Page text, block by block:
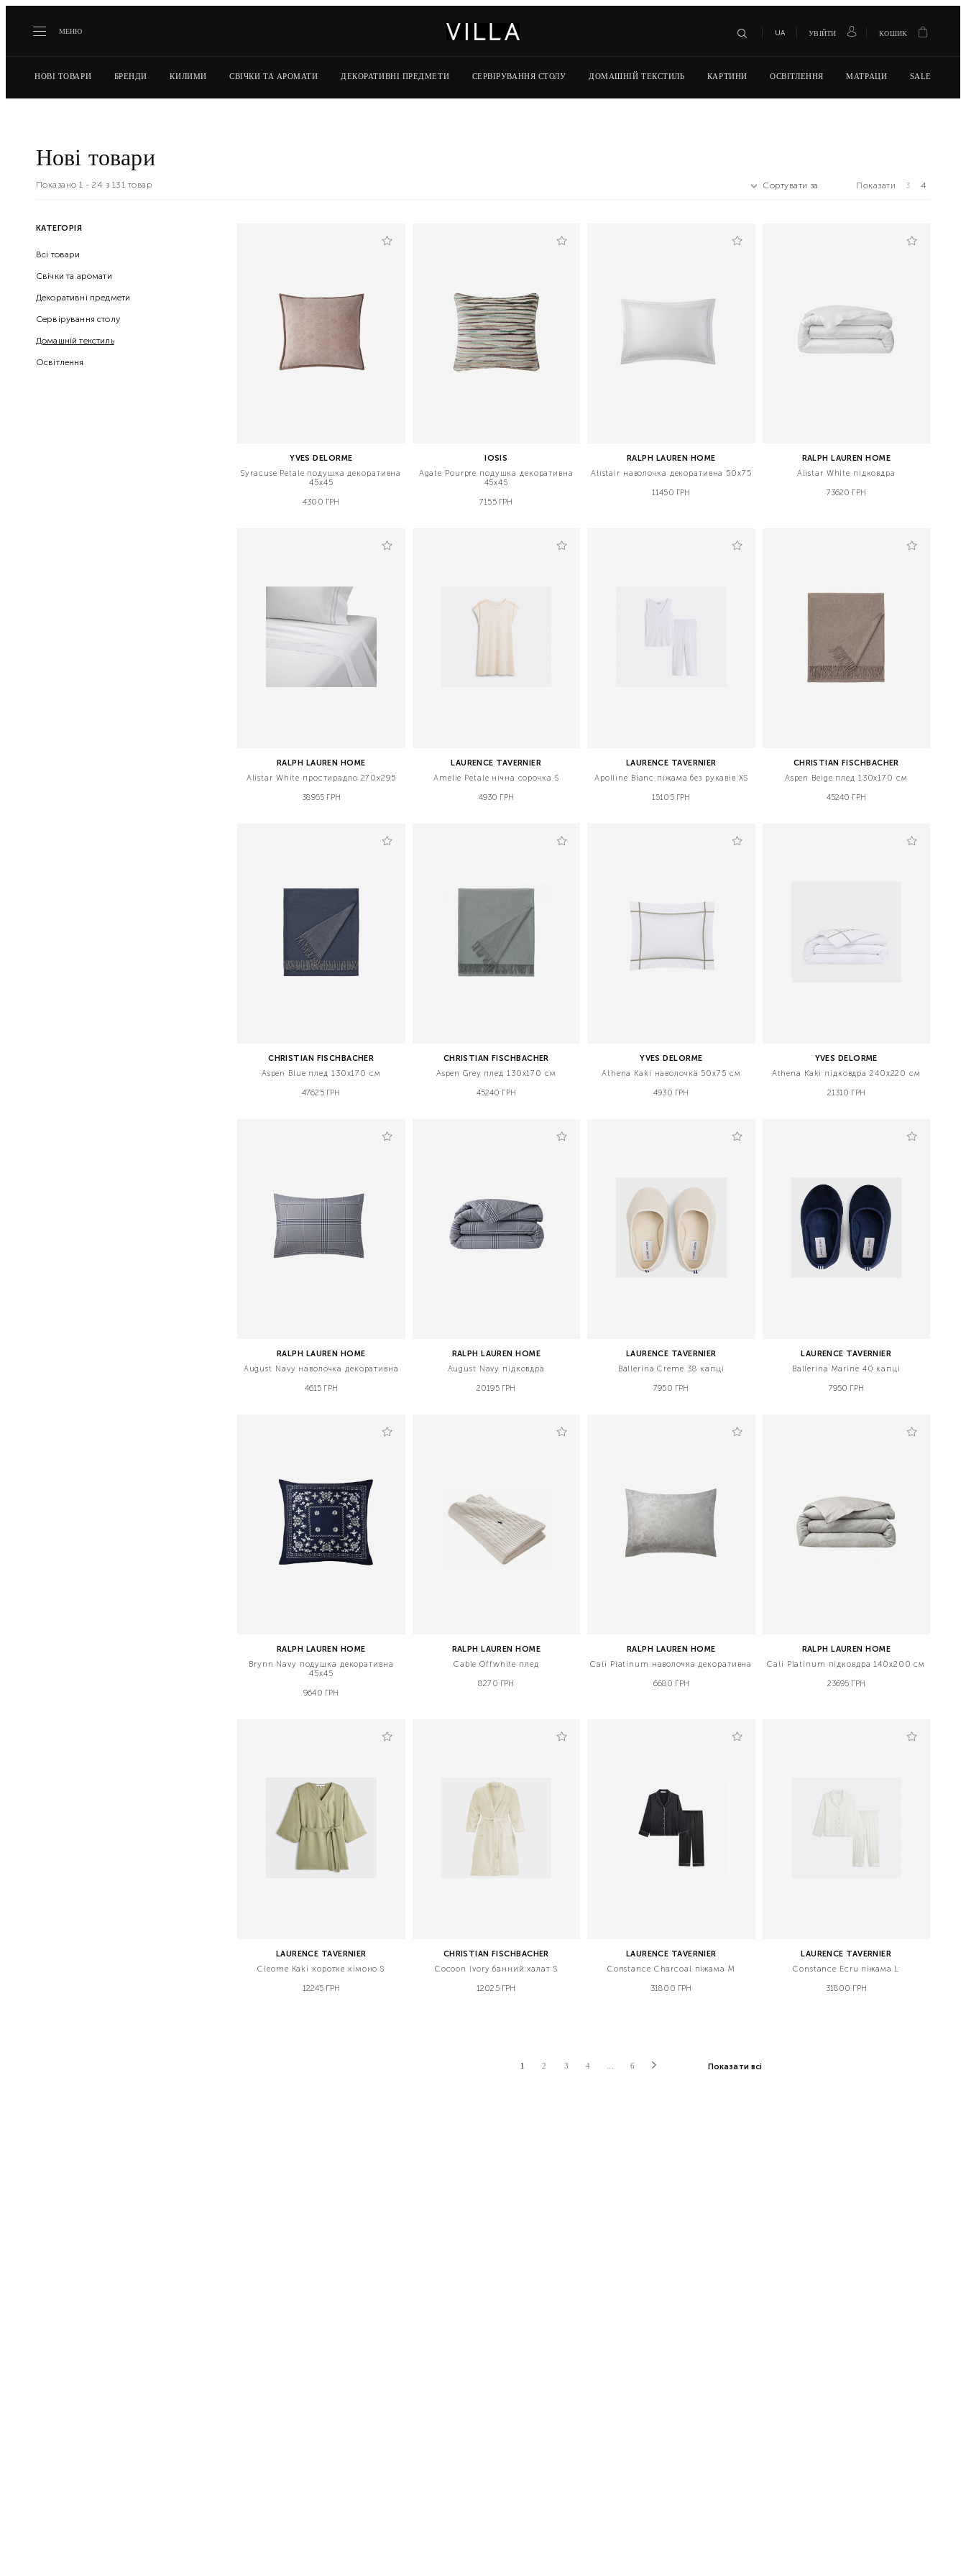
МЕНЮ UA УВІЙТИ КОШИК
НОВІ ТОВАРИ БРЕНДИ КИЛИМИ СВІЧКИ ТА АРОМАТИ ДЕКОРАТИВНІ ПРЕДМЕТИ СЕРВІРУВАННЯ СТОЛУ ДОМАШНІЙ ТЕКСТИЛЬ КАРТИНИ ОСВІТЛЕННЯ МАТРАЦИ SALE
Нові товари
Показано 1 -24 з 131 товар Сортувати за Показати 3 4
КАТЕГОРІЯ
Всі товари
Свічки та аромати
Декоративні предмети
Сервірування столу
Домашній текстиль
Освітлення
YVES DELORME
Syracuse Petale подушка декоративна
45х45
4300 ГРН
IOSIS
Agate Pourpre подушка декоративна
45х45
7155 ГРН
RALPH LAUREN HOME
Alistair наволочка декоративна 50x75
11450 ГРН
RALPH LAUREN HOME
Alistar White підковдра
73620 ГРН
RALPH LAUREN HOME
Alistar White простирадло 270x295
38955 ГРН
LAURENCE TAVERNIER
Amelie Petale нічна сорочка S
4930 ГРН
LAURENCE TAVERNIER
Apolline Blanc піжама без рукавів XS
15105 ГРН
CHRISTIAN FISCHBACHER
Aspen Beige плед 130х170 см
45240 ГРН
CHRISTIAN FISCHBACHER
Aspen Blue плед 130х170 см
47625 ГРН
CHRISTIAN FISCHBACHER
Aspen Grey плед 130х170 см
45240 ГРН
YVES DELORME
Athena Kaki наволочка 50x75 см
4930 ГРН
YVES DELORME
Athena Kaki підковдра 240x220 см
21310 ГРН
RALPH LAUREN HOME
August Navy наволочка декоративна
4615 ГРН
RALPH LAUREN HOME
August Navy підковдра
20195 ГРН
LAURENCE TAVERNIER
Ballerina Creme 38 капці
7950 ГРН
LAURENCE TAVERNIER
Ballerina Marine 40 капці
7950 ГРН
RALPH LAUREN HOME
Brynn Navy подушка декоративна
45x45
9640 ГРН
RALPH LAUREN HOME
Cable Offwhite плед
8270 ГРН
RALPH LAUREN HOME
Cali Platinum наволочка декоративна
6680 ГРН
RALPH LAUREN HOME
Cali Platinum підковдра 140x200 см
23695 ГРН
LAURENCE TAVERNIER
Cleome Kaki коротке кімоно S
12245 ГРН
CHRISTIAN FISCHBACHER
Cocoon Ivory банний халат S
12025 ГРН
LAURENCE TAVERNIER
Constance Charcoal піжама M
31800 ГРН
LAURENCE TAVERNIER
Constance Ecru піжама L
31800 ГРН
1 2 3 4 ... 6 Показати всі